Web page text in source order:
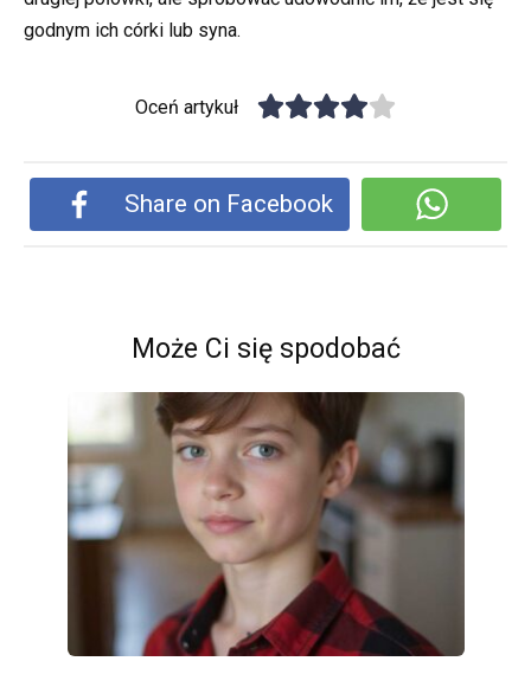
godnym ich córki lub syna.
Oceń artykuł
Share on Facebook
Może Ci się spodobać